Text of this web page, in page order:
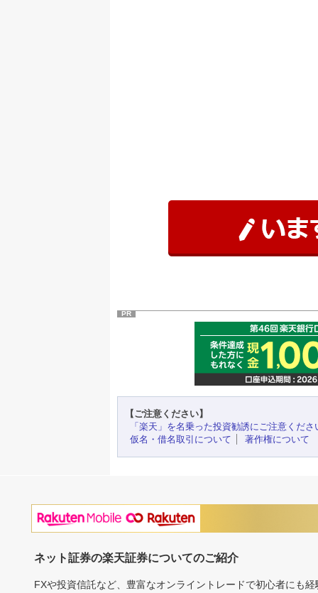
PR
【ご注意ください】
「楽天」を名乗った投資勧誘にご注意くださ
仮名・借名取引について
著作権について
ネット証券の楽天証券についてのご紹介
FXや投資信託など、豊富なオンライントレードで初心者にも